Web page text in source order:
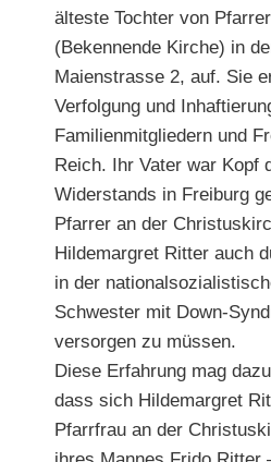
älteste Tochter von
(Bekennende Kirche) in
Maienstrasse 2, auf. Sie
Verfolgung und
Familienmitgliedern und
Reich. Ihr Vater war Kopf
Widerstands in Freiburg
Pfarrer an der
Hildemargret Ritter auch
in der
Schwester mit Down-
versorgen zu müssen.
Diese Erfahrung mag
dass sich Hildemargret
Pfarrfrau an der